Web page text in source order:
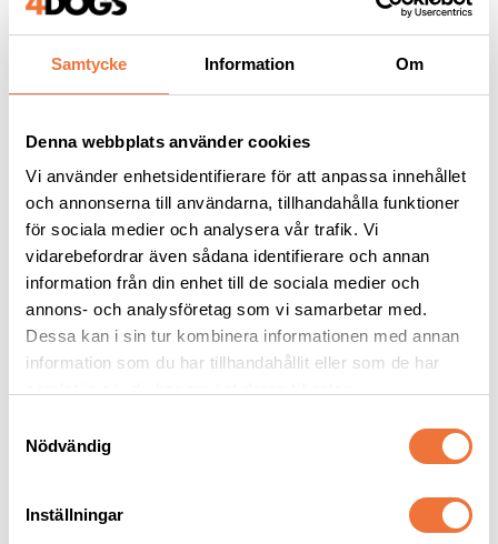
Samtycke Information Om
Denna webbplats använder cookies
Vi använder enhetsidentifierare för att anpassa innehållet
och annonserna till användarna, tillhandahålla funktioner
för sociala medier och analysera vår trafik. Vi
vidarebefordrar även sådana identifierare och annan
information från din enhet till de sociala medier och
annons- och analysföretag som vi samarbetar med.
Dessa kan i sin tur kombinera informationen med annan
information som du har tillhandahållit eller som de har
Nödvändig
Inställningar